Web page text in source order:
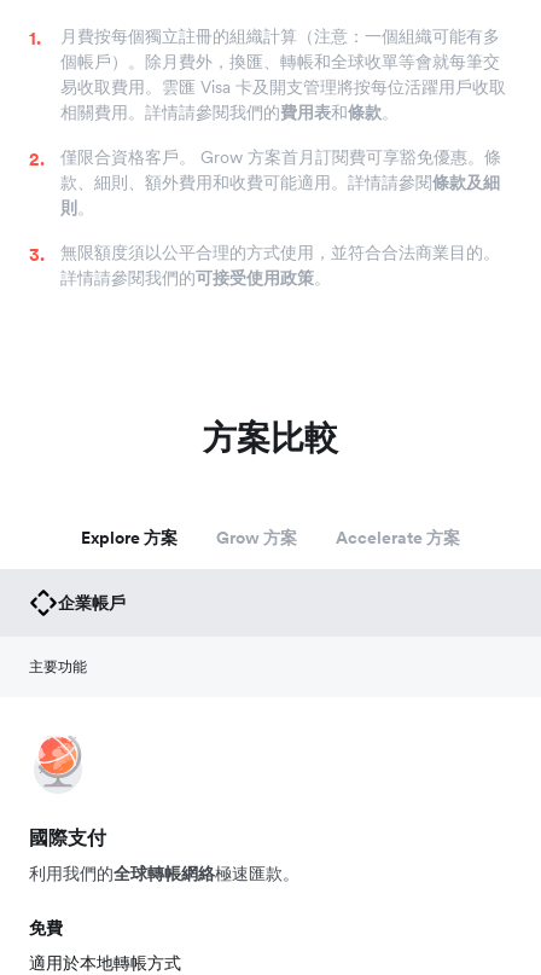
月費按每個獨立註冊的組織計算（注意：一個組織可能有多
個帳戶）。除月費外，換匯、轉帳和全球收單等會就每筆交
易收取費用。雲匯 Visa 卡及開支管理將按每位活躍用戶收取
相關費用。詳情請參閱我們的費用表和條款。
僅限合資格客戶。 Grow 方案首月訂閱費可享豁免優惠。條
款、細則、額外費用和收費可能適用。詳情請參閱條款及細
則。
無限額度須以公平合理的方式使用，並符合合法商業目的。
詳情請參閱我們的可接受使用政策。
方案比較
Explore 方案 Grow 方案 Accelerate 方案
企業帳戶
主要功能
國際支付
利用我們的全球轉帳網絡極速匯款。
免費
適用於本地轉帳方式